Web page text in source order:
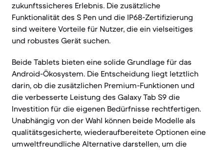
zukunftssicheres Erlebnis. Die zusätzliche
Funktionalität des S Pen und die IP68-Zertifizierung
sind weitere Vorteile für Nutzer, die ein vielseitiges
und robustes Gerät suchen.
Beide Tablets bieten eine solide Grundlage für das
Android-Ökosystem. Die Entscheidung liegt letztlich
darin, ob die zusätzlichen Premium-Funktionen und
die verbesserte Leistung des Galaxy Tab S9 die
Investition für die eigenen Bedürfnisse rechtfertigen.
Unabhängig von der Wahl können beide Modelle als
qualitätsgesicherte, wiederaufbereitete Optionen eine
umweltfreundliche Alternative darstellen, um die